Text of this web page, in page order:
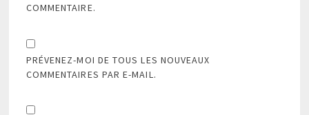
COMMENTAIRE.
PRÉVENEZ-MOI DE TOUS LES NOUVEAUX
COMMENTAIRES PAR E-MAIL.